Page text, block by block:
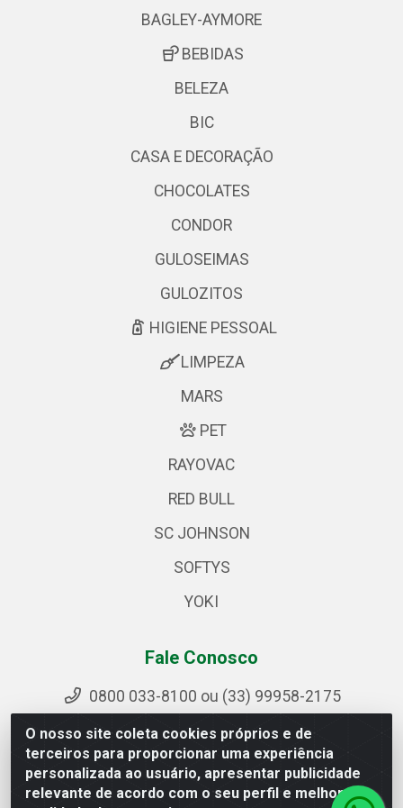
O nosso site coleta cookies próprios e de
terceiros para proporcionar uma experiência
personalizada ao usuário, apresentar publicidade
relevante de acordo com o seu perfil e melhorar a
BAGLEY-AYMORE
BEBIDAS
BELEZA
BIC
CASA E DECORAÇÃO
CHOCOLATES
CONDOR
GULOSEIMAS
GULOZITOS
HIGIENE PESSOAL
LIMPEZA
MARS
PET
RAYOVAC
RED BULL
SC JOHNSON
SOFTYS
YOKI
Fale Conosco
0800 033-8100 ou (33) 99958-2175
sac@ipirangamg.com.br
Acompanhe nossas publicações